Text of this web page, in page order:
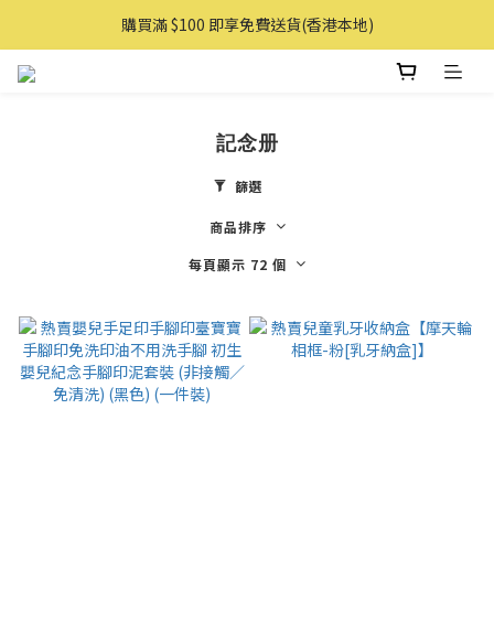
購買滿 $100 即享免費送貨(香港本地)
購買滿 $100 即享免費送貨(香港本地)
記念册
篩選
商品排序
每頁顯示 72 個